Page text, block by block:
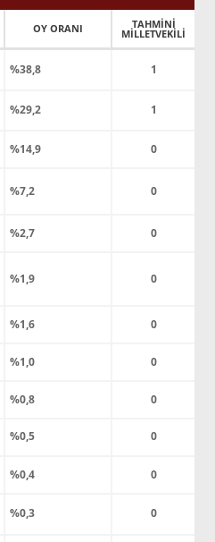
OY ORANI TAHMİNİ
MİLLETVEKİLİ
%38,8 1
%29,2 1
%14,9 0
%7,2 0
%2,7 0
%1,9 0
%1,6 0
%1,0 0
%0,8 0
%0,5 0
%0,4 0
%0,3 0